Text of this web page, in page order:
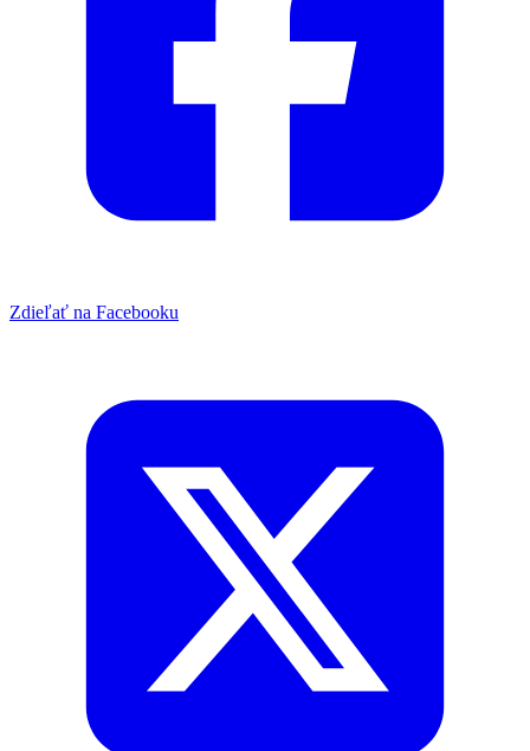
Zdieľať na Facebooku